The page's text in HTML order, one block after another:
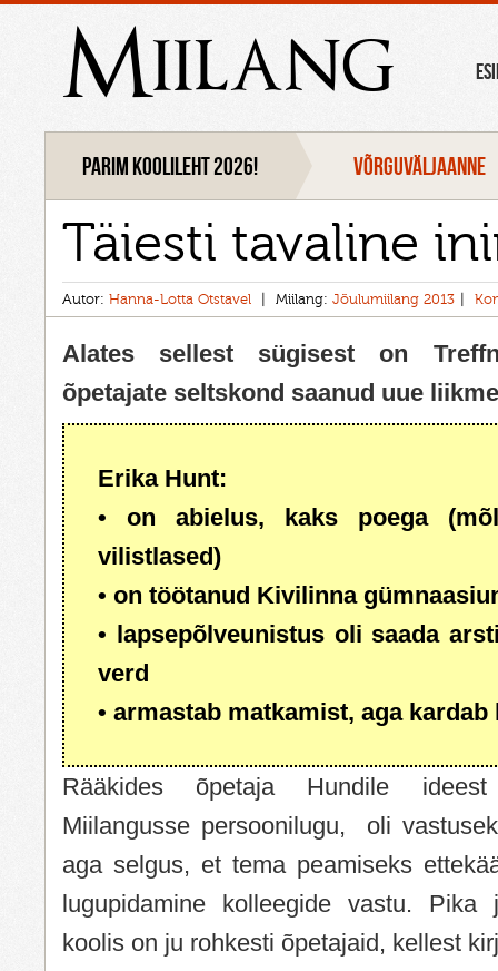
Miilang
Parim koolileht 2026! VÕRGUVÄLJAANNE
Täiesti tavaline
Autor: Hanna-Lotta Otstavel Miilang: Jõulumiilang 2013
Alates sellest sügisest on
õpetajate seltskond saanud uue
Erika Hunt:
• on abielus, kaks poega
vilistlased)
• on töötanud Kivilinna
• lapsepõlveunistus oli saada
verd
• armastab matkamist, aga
Rääkides õpetaja Hundile
Miilangusse persoonilugu, oli
aga selgus, et tema peamiseks
lugupidamine kolleegide vastu. Pika
koolis on ju rohkesti õpetajaid, kellest